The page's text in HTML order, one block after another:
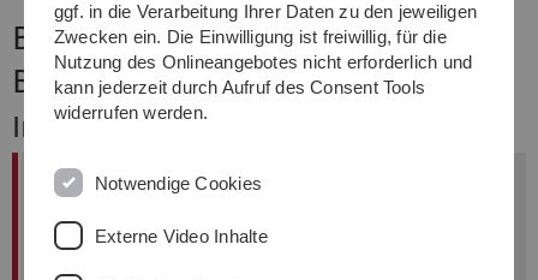
Biomedizinische Technik II -
Biomaterialien
Inhalt
Vorlesung
Dozentin:
ggf. in die Verarbeitung Ihrer Daten zu den jeweiligen
Zwecken ein. Die Einwilligung ist freiwillig, für die
Nutzung des Onlineangebotes nicht erforderlich und
kann jederzeit durch Aufruf des Consent Tools
widerrufen werden.
Notwendige Cookies
Externe Video Inhalte